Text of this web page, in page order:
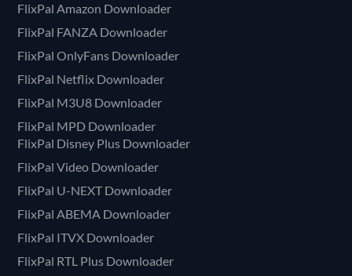
FlixPal Amazon Downloader
FlixPal FANZA Downloader
FlixPal OnlyFans Downloader
FlixPal Netflix Downloader
FlixPal M3U8 Downloader
FlixPal MPD Downloader
FlixPal Disney Plus Downloader
FlixPal Video Downloader
FlixPal U-NEXT Downloader
FlixPal ABEMA Downloader
FlixPal ITVX Downloader
FlixPal RTL Plus Downloader